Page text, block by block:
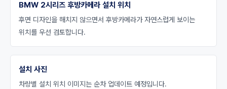
BMW 2시리즈 후방카메라 설치 위치
후면 디자인을 해치지 않으면서 후방카메라가 자연스럽게 보이는
위치를 우선 검토합니다.
설치 사진
차량별 설치 위치 이미지는 순차 업데이트 예정입니다.